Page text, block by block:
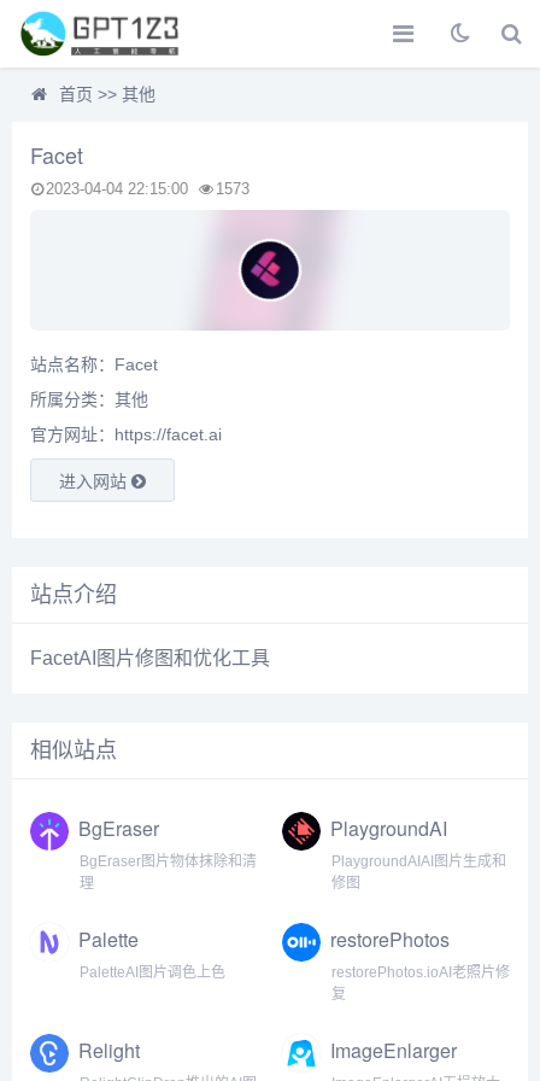
首页 >> 其他
Facet
2023-04-04 22:15:00 1573
站点名称：Facet
所属分类： 其他
官方网址：https://facet.ai
进入网站
站点介绍
FacetAI图片修图和优化工具
相似站点
BgEraser
BgEraser图片物体抹除和清
理
PlaygroundAI
PlaygroundAIAI图片生成和
修图
Palette
PaletteAI图片调色上色
restorePhotos
restorePhotos.ioAI老照片修
复
Relight ImageEnlarger